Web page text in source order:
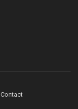
Contact